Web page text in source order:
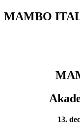
MAMBO
13.